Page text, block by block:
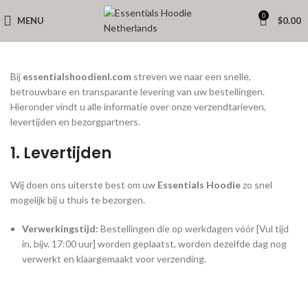
MENU 0 $0.00
Bij essentialshoodienl.com streven we naar een snelle,
betrouwbare en transparante levering van uw bestellingen.
Hieronder vindt u alle informatie over onze verzendtarieven,
levertijden en bezorgpartners.
1. Levertijden
Wij doen ons uiterste best om uw Essentials Hoodiezo snel
mogelijk bij u thuis te bezorgen.
Verwerkingstijd: Bestellingen die op werkdagen vóór [Vul tijd
in, bijv. 17:00 uur] worden geplaatst, worden dezelfde dag nog
verwerkt en klaargemaakt voor verzending.